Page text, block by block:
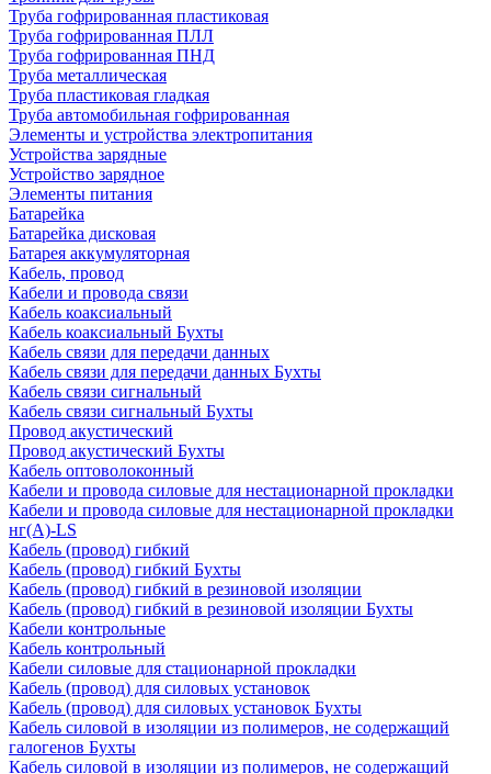
Труба гофрированная пластиковая
Труба гофрированная ПЛЛ
Труба гофрированная ПНД
Труба металлическая
Труба пластиковая гладкая
Труба автомобильная гофрированная
Элементы и устройства электропитания
Устройства зарядные
Устройство зарядное
Элементы питания
Батарейка
Батарейка дисковая
Батарея аккумуляторная
Кабель, провод
Кабели и провода связи
Кабель коаксиальный
Кабель коаксиальный Бухты
Кабель связи для передачи данных
Кабель связи для передачи данных Бухты
Кабель связи сигнальный
Кабель связи сигнальный Бухты
Провод акустический
Провод акустический Бухты
Кабель оптоволоконный
Кабели и провода силовые для нестационарной прокладки
Кабели и провода силовые для нестационарной прокладки
нг(А)-LS
Кабель (провод) гибкий
Кабель (провод) гибкий Бухты
Кабель (провод) гибкий в резиновой изоляции
Кабель (провод) гибкий в резиновой изоляции Бухты
Кабели контрольные
Кабель контрольный
Кабели силовые для стационарной прокладки
Кабель (провод) для силовых установок
Кабель (провод) для силовых установок Бухты
Кабель силовой в изоляции из полимеров, не содержащий
галогенов Бухты
Кабель силовой в изоляции из полимеров, не содержащий